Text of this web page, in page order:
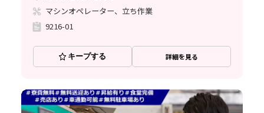
マシンオペレーター、立ち作業
9216-01
キープする 詳細を見る